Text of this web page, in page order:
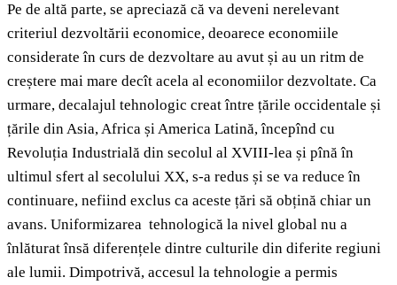
Pe de altă parte, se apreciază că va deveni nerelevant
criteriul dezvoltării economice, deoarece economiile
considerate în curs de dezvoltare au avut și au un ritm de
creștere mai mare decît acela al economiilor dezvoltate. Ca
urmare, decalajul tehnologic creat între țările occidentale și
țările din Asia, Africa și America Latină, începînd cu
Revoluția Industrială din secolul al XVIII-lea și pînă în
ultimul sfert al secolului XX, s-a redus și se va reduce în
continuare, nefiind exclus ca aceste țări să obțină chiar un
avans. Uniformizarea tehnologică la nivel global nu a
înlăturat însă diferențele dintre culturile din diferite regiuni
ale lumii. Dimpotrivă, accesul la tehnologie a permis